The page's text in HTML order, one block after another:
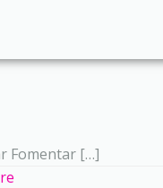
Fomentar […]